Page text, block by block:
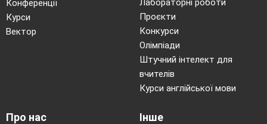
Конференції
Курси
Вектор
Проєкти
Конкурси
Олімпіади
Штучний інтелект для
вчителів
Курси англійської мови
Про нас Інше